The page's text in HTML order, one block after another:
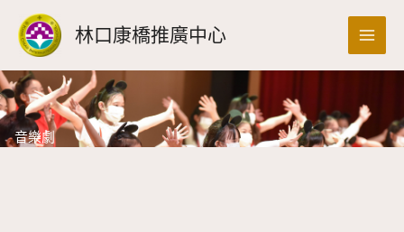
要
內
林口康橋推廣中心
音樂劇
尋